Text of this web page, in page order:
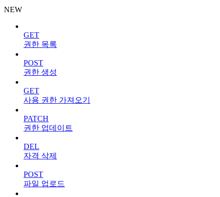
NEW
GET
권한 목록
POST
권한 생성
GET
사용 권한 가져오기
PATCH
권한 업데이트
DEL
자격 삭제
POST
파일 업로드